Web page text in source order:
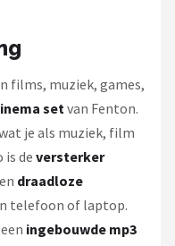
films, muziek, games,
set van Fenton.
je als muziek, film
is de versterker
draadloze
telefoon of laptop.
ingebouwde mp3